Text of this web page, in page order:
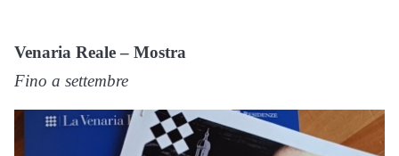
Venaria Reale – Mostra
Fino a settembre